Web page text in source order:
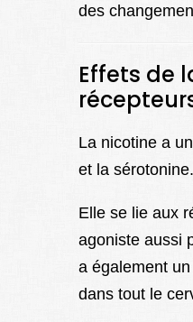
des
Effets de
La nicotine a
et la
Elle se lie aux
agoniste aussi
a également
dans tout le